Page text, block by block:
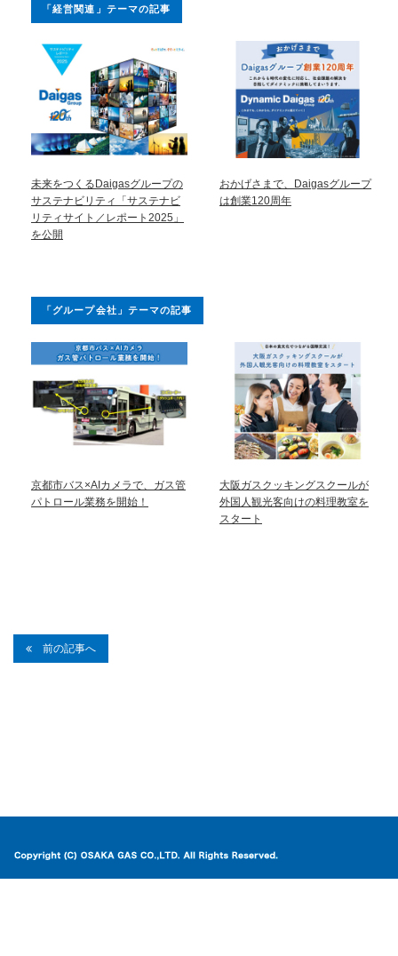
「経営関連」テーマの記事
未来をつくるDaigasグループの
サステナビリティ「サステナビ
リティサイト／レポート2025」
を公開
おかげさまで、Daigasグループ
は創業120周年
「グループ会社」テーマの記事
京都市バス×AIカメラで、ガス管
パトロール業務を開始！
大阪ガスクッキングスクールが
外国人観光客向けの料理教室を
スタート
前の記事へ